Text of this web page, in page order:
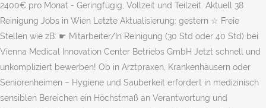
2400€ pro Monat - Geringfügig, Vollzeit und Teilzeit. Aktuell 38
Reinigung Jobs in Wien Letzte Aktualisierung: gestern ☆ Freie
Stellen wie zB: ☛ Mitarbeiter/In Reinigung (30 Std oder 40 Std) bei
Vienna Medical Innovation Center Betriebs GmbH Jetzt schnell und
unkompliziert bewerben! Ob in Arztpraxen, Krankenhäusern oder
Seniorenheimen – Hygiene und Sauberkeit erfordert in medizinisch
sensiblen Bereichen ein Höchstmaß an Verantwortung und